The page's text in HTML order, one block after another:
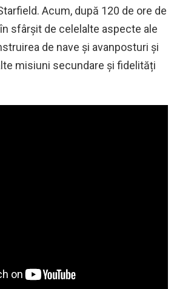
Acum, după 120 de ore de
sfârșit de celelalte aspecte ale
de nave și avanposturi și
misiuni secundare și fidelități